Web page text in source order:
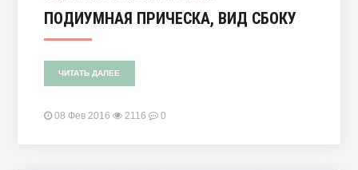
ПОДИУМНАЯ ПРИЧЕСКА, ВИД СБОКУ
ЧИТАТЬ ДАЛЕЕ
08 Фев 2016 2116 0